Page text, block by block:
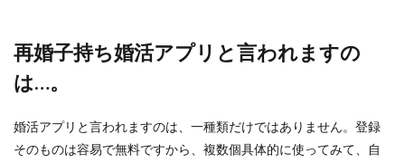
再婚子持ち婚活アプリと言われますの
は…。
婚活アプリと言われますのは、一種類だけではありません。登録
そのものは容易で無料ですから、複数個具体的に使ってみて、自